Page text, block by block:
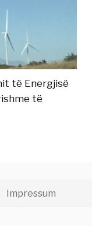
të Energjisë
të
Impressum